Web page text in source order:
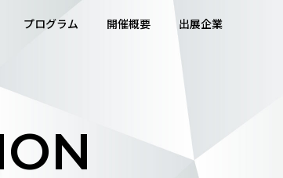
プログラム 開催概要 出展企業